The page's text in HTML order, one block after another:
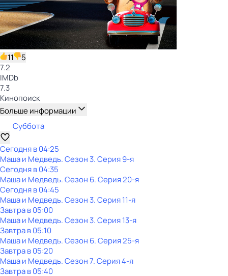
11
5
7.2
IMDb
7.3
Кинопоиск
Больше информации
Суббота
Сегодня в 04:25
Маша и Медведь. Сезон 3. Серия 9-я
Сегодня в 04:35
Маша и Медведь. Сезон 6. Серия 20-я
Сегодня в 04:45
Маша и Медведь. Сезон 3. Серия 11-я
Завтра в 05:00
Маша и Медведь. Сезон 3. Серия 13-я
Завтра в 05:10
Маша и Медведь. Сезон 6. Серия 25-я
Завтра в 05:20
Маша и Медведь. Сезон 7. Серия 4-я
Завтра в 05:40